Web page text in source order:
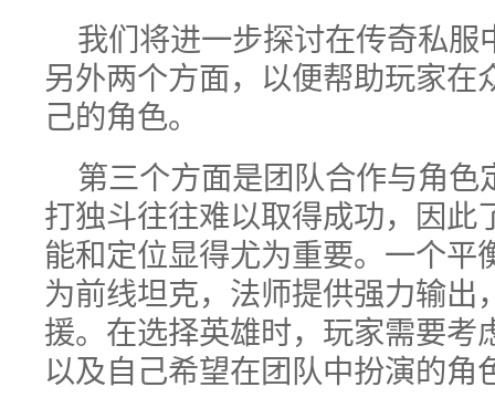
我们将进一步探讨在传奇私
另外两个方面，以便帮助玩家在
己的角色。
第三个方面是团队合作与角
打独斗往往难以取得成功，因此
能和定位显得尤为重要。一个平
为前线坦克，法师提供强力输出
援。在选择英雄时，玩家需要考
以及自己希望在团队中扮演的角